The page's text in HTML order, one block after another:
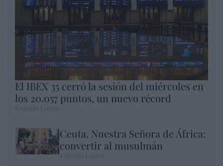
El IBEX 35 cerró la sesión del miércoles en
los 20.057 puntos, un nuevo récord
Ceuta. Nuestra Señora de África:
convertir al musulmán